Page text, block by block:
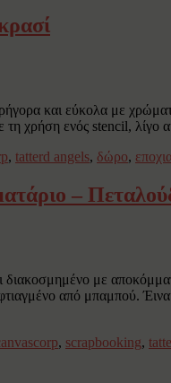
και εύκολα με
τη χρήση ενός stencil,
, tatterd angels, δώρο,
–
διακοσμημένο με
από μπαμπού.
, scrapbooking,